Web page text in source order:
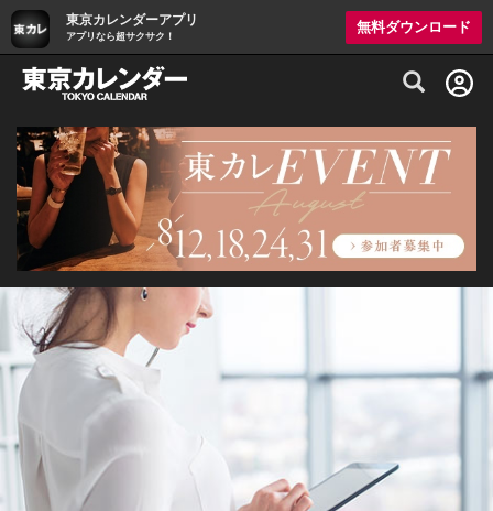
東京カレンダーアプリ
アプリなら超サクサク！
無料ダウンロード
グルメ情報・プレミアムレストラン予約